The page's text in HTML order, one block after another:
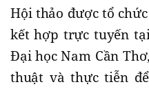
Hội thảo được tổ
kết hợp trực tuyến
Đại học Nam Cần
thuật và thực tiễn